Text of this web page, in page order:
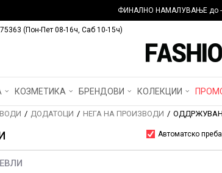
ФИНАЛНО НАМАЛУВАЊЕ до -
(Пон-Пет 08-16ч, Саб 10-15ч)
КОЗМЕТИКА БРЕНДОВИ КОЛЕКЦИИ
ДОДАТОЦИ НЕГА НА ПРОИЗВОДИ
Автоматско